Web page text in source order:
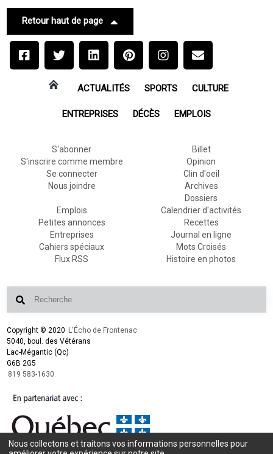
Retour haut de page
ACTUALITÉS SPORTS CULTURE
ENTREPRISES DÉCÈS EMPLOIS
S'abonner
S'inscrire comme membre
Se connecter
Nous joindre
Billet
Opinion
Clin d'oeil
Archives
Dossiers
Emplois
Petites annonces
Entreprises
Cahiers spéciaux
Flux RSS
Calendrier d'activités
Recettes
Journal en ligne
Mots Croisés
Histoire en photos
Copyright © 2020 L'Écho de Frontenac
5040, boul. des Vétérans
Lac-Mégantic (Qc)
G6B 2G5
819 583-1630
Nous collectons et traitons vos informations personnelles pour